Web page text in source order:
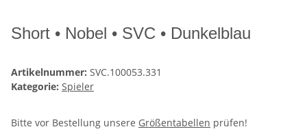
Short • Nobel • SVC • Dunkelblau
Artikelnummer: SVC.100053.331
Kategorie: Spieler
Bitte vor Bestellung unsere Größentabellen prüfen!